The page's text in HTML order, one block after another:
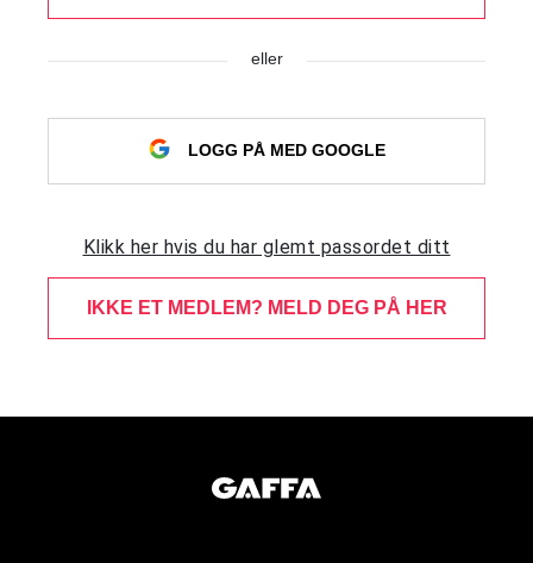
eller
LOGG PÅ MED GOOGLE
Klikk her hvis du har glemt passordet ditt
IKKE ET MEDLEM? MELD DEG PÅ HER